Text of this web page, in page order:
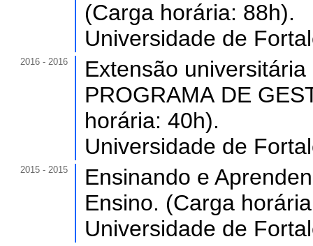
(Carga horária: 88h).
Universidade de
2016 - 2016
Extensão
PROGRAMA DE
horária: 40h).
Universidade de
2015 - 2015
Ensinando e
Ensino. (Carga
Universidade de